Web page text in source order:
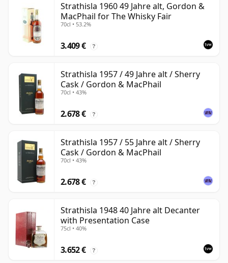
Strathisla 1960 49 Jahre alt, Gordon &
MacPhail for The Whisky Fair
70cl • 53.2%
3.409 € ?
Strathisla 1957 / 49 Jahre alt / Sherry
Cask / Gordon & MacPhail
70cl • 43%
2.678 € ?
Strathisla 1957 / 55 Jahre alt / Sherry
Cask / Gordon & MacPhail
70cl • 43%
2.678 € ?
Strathisla 1948 40 Jahre alt Decanter
with Presentation Case
75cl • 40%
3.652 € ?